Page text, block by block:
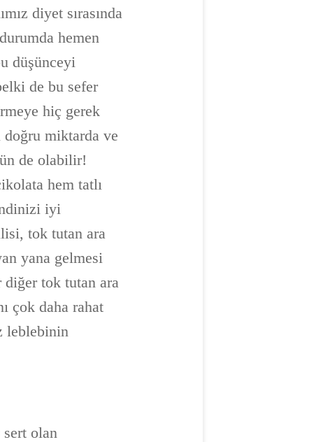
diyet sırasında
hemen
düşünceyi
de bu sefer
hiç gerek
miktarda ve
de olabilir!
hem tatlı
iyi
tok tutan ara
yana gelmesi
tok tutan ara
çok daha rahat
leblebinin
olan